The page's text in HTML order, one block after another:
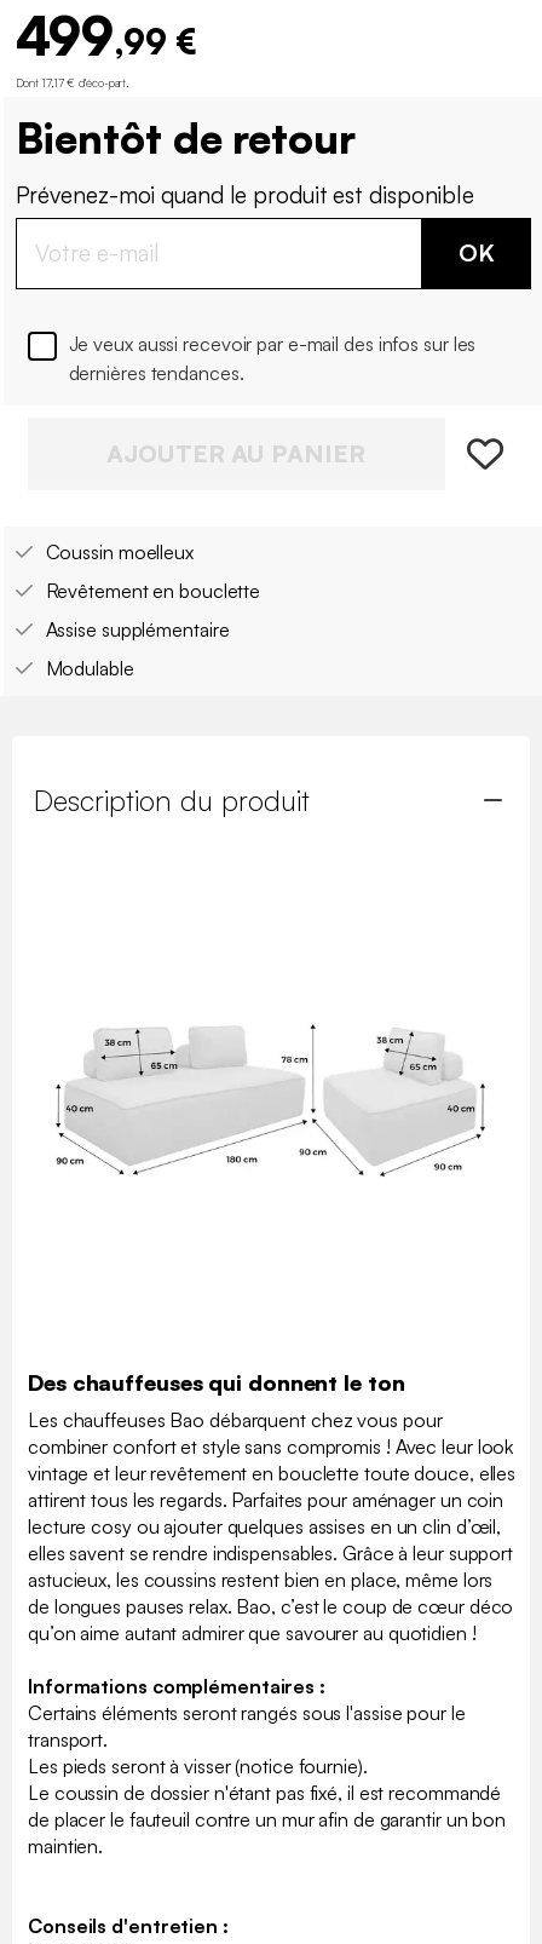
499,99 €
Dont 17,17 € d'éco-part
Bientôt de retour
Prévenez-moi quand le produit est disponible
OK
Je veux aussi recevoir par e-mail des infos sur les
dernières tendances.
AJOUTER AU PANIER
Coussin moelleux
Revêtement en bouclette
Assise supplémentaire
Modulable
Description du produit
Des chauffeuses qui donnent le ton
Les chauffeuses Bao débarquent chez vous pour
combiner confort et style sans compromis ! Avec leur look
vintage et leur revêtement en bouclette toute douce, elles
attirent tous les regards. Parfaites pour aménager un coin
lecture cosy ou ajouter quelques assises en un clin d’œil,
elles savent se rendre indispensables. Grâce à leur support
astucieux, les coussins restent bien en place, même lors
de longues pauses relax. Bao, c’est le coup de cœur déco
qu’on aime autant admirer que savourer au quotidien !
Informations complémentaires :
Certains éléments seront rangés sous l'assise pour le
transport.
Les pieds seront à visser (notice fournie).
Le coussin de dossier n'étant pas fixé, il est recommandé
de placer le fauteuil contre un mur afin de garantir un bon
maintien.
Conseils d'entretien :